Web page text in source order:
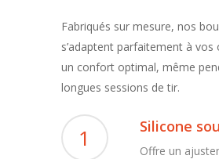
Fabriqués sur mesure, nos
s’adaptent parfaitement à vos
un confort optimal, même
longues sessions de tir.
1 Silicone
Offre un